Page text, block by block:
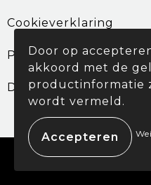
Cookieverklaring
Privacyverklaring
Disclaimer
Door op
akkoord met de
productinformatie
wordt vermeld.